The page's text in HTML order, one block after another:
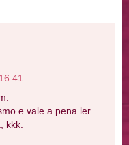
e vale a pena ler.
kkk.